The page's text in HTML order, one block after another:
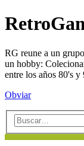
RG reune a un
un hobby:
entre los años 80's y
Obviar